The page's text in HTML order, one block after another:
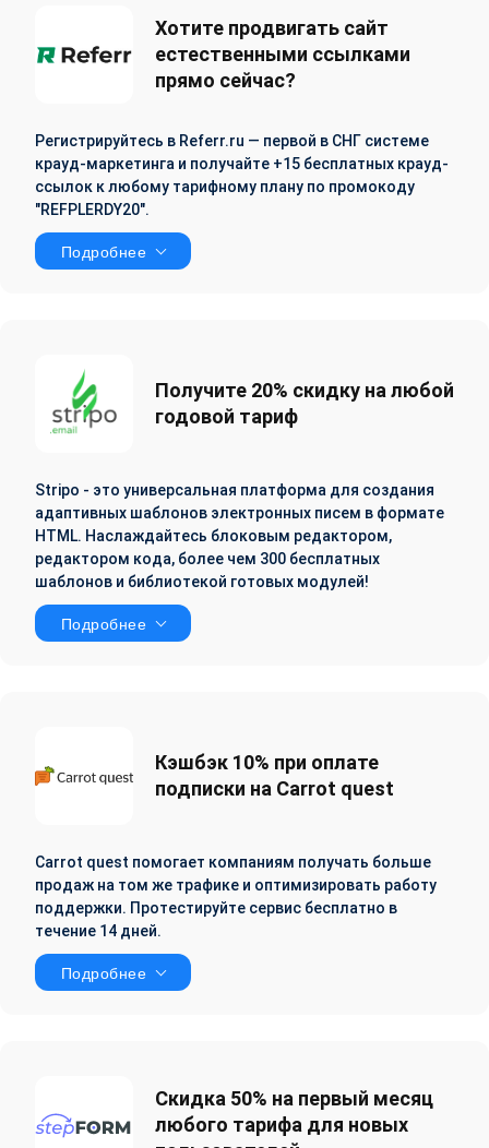
Хотите продвигать сайт
естественными ссылками
прямо сейчас?
Регистрируйтесь в Referr.ru — первой в СНГ системе
крауд-маркетинга и получайте +15 бесплатных крауд-
ссылок к любому тарифному плану по промокоду
"REFPLERDY20".
Подробнее
Получите 20% скидку на любой
годовой тариф
Stripo - это универсальная платформа для создания
адаптивных шаблонов электронных писем в формате
HTML. Наслаждайтесь блоковым редактором,
редактором кода, более чем 300 бесплатных
шаблонов и библиотекой готовых модулей!
Подробнее
Кэшбэк 10% при оплате
подписки на Carrot quest
Carrot quest помогает компаниям получать больше
продаж на том же трафике и оптимизировать работу
поддержки. Протестируйте сервис бесплатно в
течение 14 дней.
Подробнее
Скидка 50% на первый месяц
любого тарифа для новых